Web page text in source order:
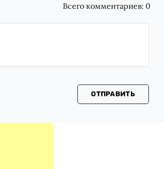
Всего комментариев: 0
ОТПРАВИТЬ